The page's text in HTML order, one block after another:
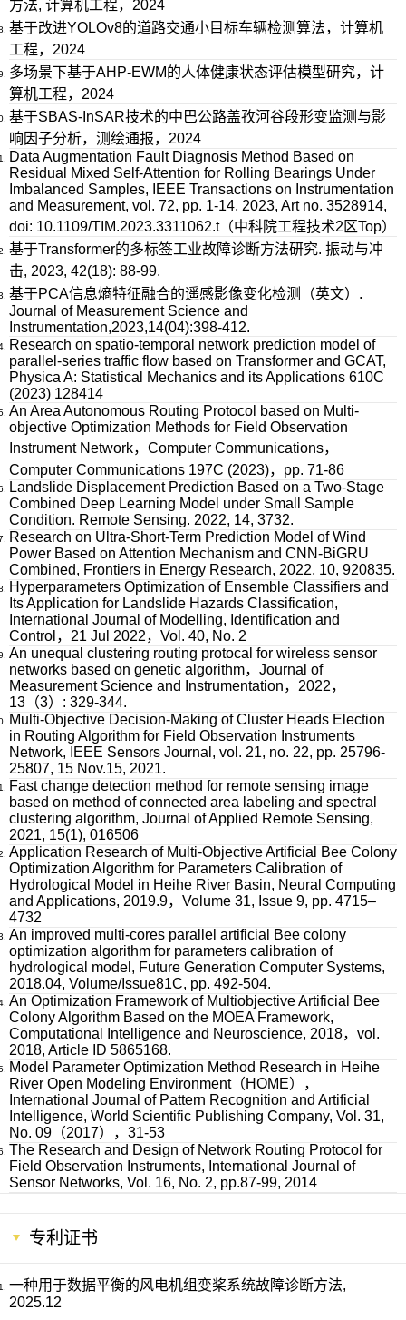
方法, 计算机工程，2024
基于改进YOLOv8的道路交通小目标车辆检测算法，计算机
工程，2024
多场景下基于AHP-EWM的人体健康状态评估模型研究，计
算机工程，2024
基于SBAS-InSAR技术的中巴公路盖孜河谷段形变监测与影
响因子分析，测绘通报，2024
Data Augmentation Fault Diagnosis Method Based on
Residual Mixed Self-Attention for Rolling Bearings Under
Imbalanced Samples, IEEE Transactions on Instrumentation
and Measurement, vol. 72, pp. 1-14, 2023, Art no. 3528914,
doi: 10.1109/TIM.2023.3311062.t（中科院工程技术2区Top）
基于Transformer的多标签工业故障诊断方法研究. 振动与冲
击, 2023, 42(18): 88-99.
基于PCA信息熵特征融合的遥感影像变化检测（英文）.
Journal of Measurement Science and
Instrumentation,2023,14(04):398-412.
Research on spatio-temporal network prediction model of
parallel-series traffic flow based on Transformer and GCAT,
Physica A: Statistical Mechanics and its Applications 610C
(2023) 128414
An Area Autonomous Routing Protocol based on Multi-
objective Optimization Methods for Field Observation
Instrument Network，Computer Communications，
Computer Communications 197C (2023)，pp. 71-86
Landslide Displacement Prediction Based on a Two-Stage
Combined Deep Learning Model under Small Sample
Condition. Remote Sensing. 2022, 14, 3732.
Research on Ultra-Short-Term Prediction Model of Wind
Power Based on Attention Mechanism and CNN-BiGRU
Combined, Frontiers in Energy Research, 2022, 10, 920835.
Hyperparameters Optimization of Ensemble Classifiers and
Its Application for Landslide Hazards Classification,
International Journal of Modelling, Identification and
Control，21 Jul 2022，Vol. 40, No. 2
An unequal clustering routing protocal for wireless sensor
networks based on genetic algorithm，Journal of
Measurement Science and Instrumentation，2022，
13（3）: 329-344.
Multi-Objective Decision-Making of Cluster Heads Election
in Routing Algorithm for Field Observation Instruments
Network, IEEE Sensors Journal, vol. 21, no. 22, pp. 25796-
25807, 15 Nov.15, 2021.
Fast change detection method for remote sensing image
based on method of connected area labeling and spectral
clustering algorithm, Journal of Applied Remote Sensing,
2021, 15(1), 016506
Application Research of Multi-Objective Artificial Bee Colony
Optimization Algorithm for Parameters Calibration of
Hydrological Model in Heihe River Basin, Neural Computing
and Applications, 2019.9，Volume 31, Issue 9, pp. 4715–
4732
An improved multi-cores parallel artificial Bee colony
optimization algorithm for parameters calibration of
hydrological model, Future Generation Computer Systems,
2018.04, Volume/Issue81C, pp. 492-504.
An Optimization Framework of Multiobjective Artificial Bee
Colony Algorithm Based on the MOEA Framework,
Computational Intelligence and Neuroscience, 2018，vol.
2018, Article ID 5865168.
Model Parameter Optimization Method Research in Heihe
River Open Modeling Environment（HOME），
International Journal of Pattern Recognition and Artificial
Intelligence, World Scientific Publishing Company, Vol. 31,
No. 09（2017），31-53
The Research and Design of Network Routing Protocol for
Field Observation Instruments, International Journal of
Sensor Networks, Vol. 16, No. 2, pp.87-99, 2014
专利证书
一种用于数据平衡的风电机组变桨系统故障诊断方法,
2025.12